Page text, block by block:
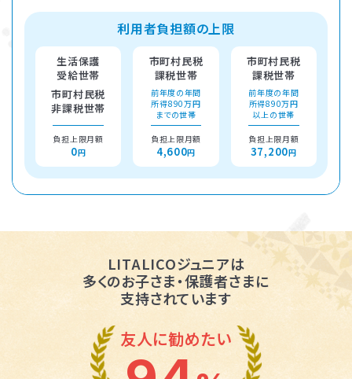
利用者負担額の上限
生活保護
受給世帯
市町村民税
非課税世帯
負担上限月額
0円
市町村民税
課税世帯
前年度の年間
所得890万円
までの世帯
負担上限月額
4,600円
市町村民税
課税世帯
前年度の年間
所得890万円
以上の世帯
負担上限月額
37,200円
LITALICOジュニアは
多くのお子さま・保護者さまに
支持されています
友人に勧めたい